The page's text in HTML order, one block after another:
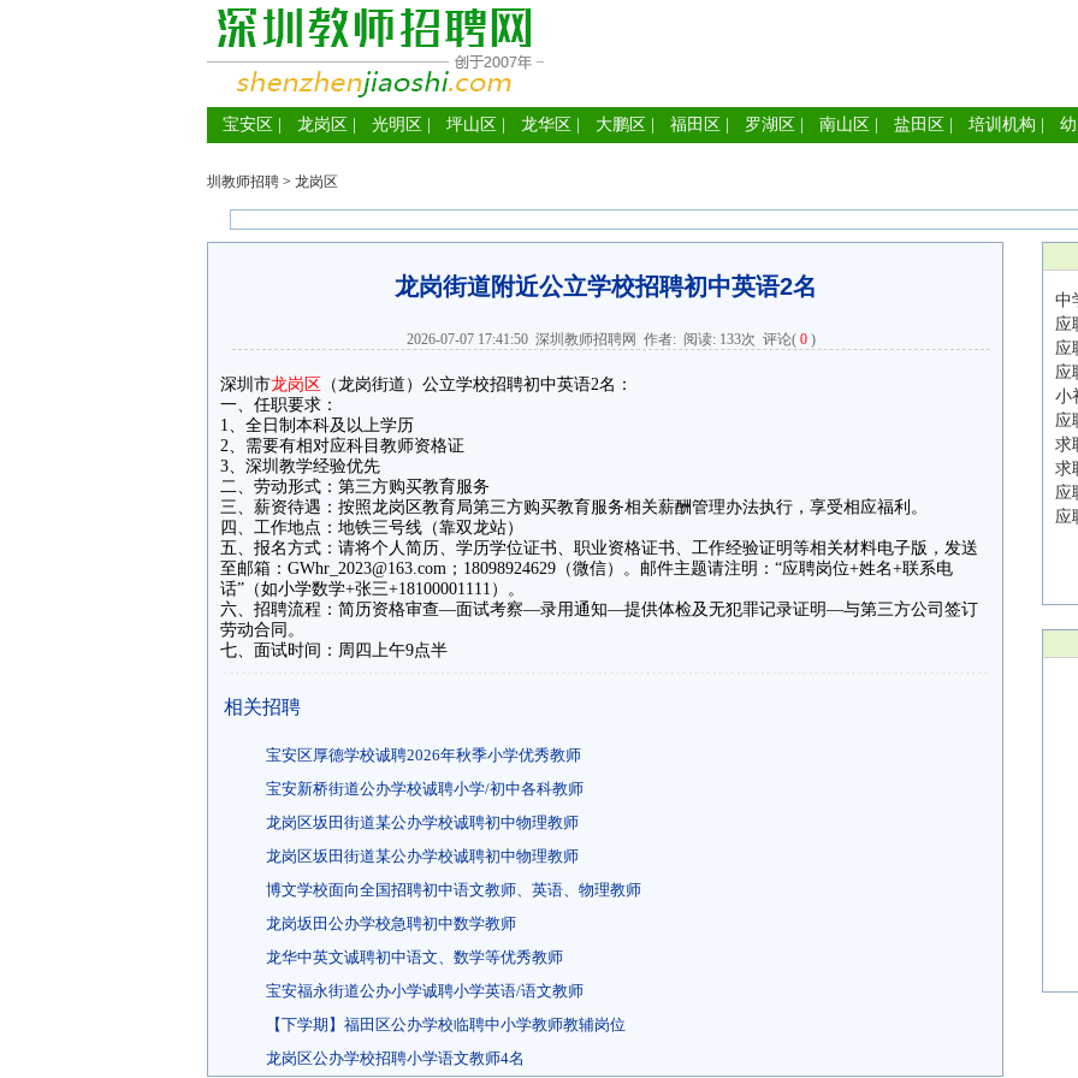
宝安区 龙岗区 光明区 坪山区 龙华区 大鹏区 福田区 罗湖区 南山区 盐田区 培训机构
圳教师招聘 > 龙岗区
龙岗街道附近公立学校招聘初中英语2名
2026-07-07 17:41:50 深圳教师招聘网 作者: 阅读: 133次 评论( 0 )
深圳市龙岗区
（龙岗街道）公立学校招聘初中英语2名：
一、任职要求：
1、全日制本科及以上学历
2、需要有相对应科目教师资格证
3、深圳教学经验优先
二、劳动形式：第三方购买教育服务
三、薪资待遇：按照龙岗区教育局第三方购买教育服务相关薪酬管理办法执行，享受相应福利。
四、工作地点：地铁三号线（靠双龙站）
五、报名方式：请将个人简历、学历学位证书、职业资格证书、工作经验证明等相关材料电子版，发送
至邮箱：GWhr_2023@163.com；18098924629（微信）。邮件主题请注明：“应聘岗位+姓名+联系电
话”（如小学数学+张三+18100001111）。
六、招聘流程：简历资格审查—面试考察—录用通知—提供体检及无犯罪记录证明—与第三方公司签订
劳动合同。
七、面试时间：周四上午9点半
相关招聘
宝安区厚德学校诚聘2026年秋季小学优秀教师
宝安新桥街道公办学校诚聘小学/初中各科教师
龙岗区坂田街道某公办学校诚聘初中物理教师
龙岗区坂田街道某公办学校诚聘初中物理教师
博文学校面向全国招聘初中语文教师、英语、物理教师
龙岗坂田公办学校急聘初中数学教师
龙华中英文诚聘初中语文、数学等优秀教师
宝安福永街道公办小学诚聘小学英语/语文教师
【下学期】福田区公办学校临聘中小学教师教辅岗位
龙岗区公办学校招聘小学语文教师4名
中
应
应
应
小
应
求
求
应
应